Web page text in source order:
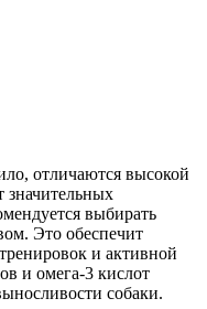
отличаются высокой
значительных
выбирать
Это обеспечит
и активной
и омега-3 кислот
собаки.